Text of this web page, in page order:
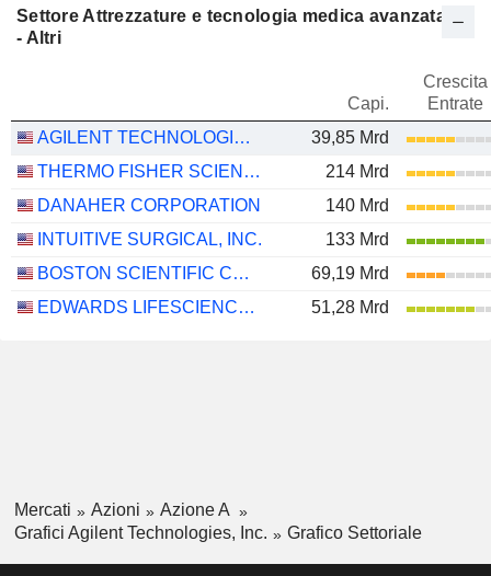
Settore Attrezzature e tecnologia medica avanzata
- Altri
Capi.
Crescita
Entrate
AGILENT TECHNOLOGIES, INC.
39,85 Mrd
THERMO FISHER SCIENTIFIC, INC.
214 Mrd
DANAHER CORPORATION
140 Mrd
INTUITIVE SURGICAL, INC.
133 Mrd
BOSTON SCIENTIFIC CORPORATION
69,19 Mrd
EDWARDS LIFESCIENCES CORPORATION
51,28 Mrd
Mercati Azioni
Azione A
Grafici Agilent Technologies, Inc.
Grafico Settoriale